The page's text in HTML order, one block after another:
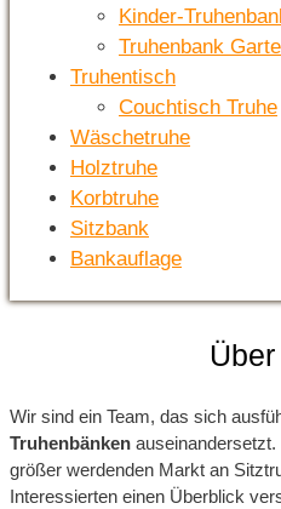
Kinder-
Truhenbank
Truhentisch
Couchtisch Truhe
Wäschetruhe
Holztruhe
Korbtruhe
Sitzbank
Bankauflage
Wir sind ein Team, das sich
Truhenbänken
größer werdenden Markt an
Interessierten einen Überblick